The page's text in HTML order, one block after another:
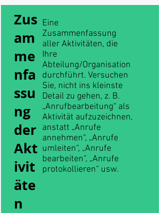
Zus
am
me
nfa
ssu
ng
der
Akt
ivit
äte
n
Eine
Zusammenfassung
aller Aktivitäten, die
Ihre
Abteilung/Organisation
durchführt. Versuchen
Sie, nicht ins kleinste
Detail zu gehen, z. B.
„Anrufbearbeitung“ als
Aktivität aufzuzeichnen,
anstatt „Anrufe
annehmen“, „Anrufe
umleiten“, „Anrufe
bearbeiten“, „Anrufe
protokollieren“ usw.